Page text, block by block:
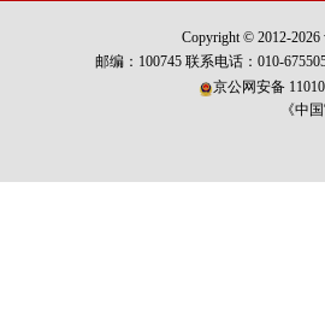
Copyright © 2012-2026
邮编：100745 联系电话：010-
京公网安备
《中